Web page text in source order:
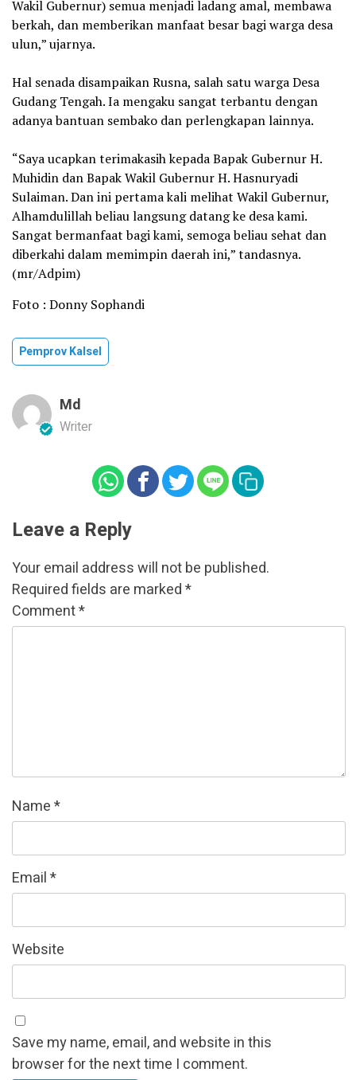
Wakil Gubernur) semua menjadi ladang amal, membawa
berkah, dan memberikan manfaat besar bagi warga desa
ulun,” ujarnya.
‎Hal senada disampaikan Rusna, salah satu warga Desa
Gudang Tengah. Ia mengaku sangat terbantu dengan
adanya bantuan sembako dan perlengkapan lainnya.
‎“Saya ucapkan terimakasih kepada Bapak Gubernur H.
Muhidin dan Bapak Wakil Gubernur H. Hasnuryadi
Sulaiman. Dan ini pertama kali melihat Wakil Gubernur,
Alhamdulillah beliau langsung datang ke desa kami.
Sangat bermanfaat bagi kami, semoga beliau sehat dan
diberkahi dalam memimpin daerah ini,” tandasnya.
(mr/Adpim)
Foto : Donny Sophandi
Pemprov Kalsel
Md
Writer
Leave a Reply
Your email address will not be published.
Required fields are marked*
Comment*
Name*
Email*
Website
Save my name, email, and website in this
browser for the next time I comment.